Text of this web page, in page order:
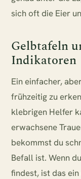
sich oft die Eier
Gelbtafeln
Indikatoren
Ein einfacher,
frühzeitig zu
klebrigen Helfer
erwachsene
bekommst du
Befall ist. Wenn
findest, ist das